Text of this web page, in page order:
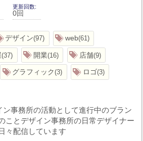
更新回数
0回
デザイン 97 web 61
37 開業 16 店舗 9
グラフィック 3 ロゴ 3
事務所の活動として進行中のブラン
ことデザイン事務所の日常デザイナー
々配信しています